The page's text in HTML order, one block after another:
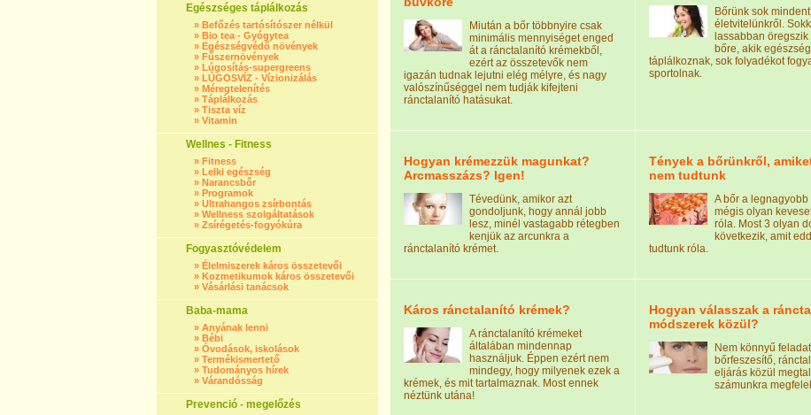
Egészséges táplálkozás
» Befőzés tartósítószer nélkül
» Bio tea - Gyógytea
» Egészségvédő növények
» Fűszernövények
» Lúgosítás-supergreens
» LÚGOSVÍZ - Vízionizálás
» Méregtelenítés
» Táplálkozás
» Tiszta víz
» Vitamin
Wellnes - Fitness
» Fitness
» Lelki egészség
» Narancsbőr
» Programok
» Ultrahangos zsírbontás
» Wellness szolgáltatások
» Zsírégetés-fogyókúra
Fogyasztóvédelem
» Élelmiszerek káros összetevői
» Kozmetikumok káros összetevői
» Vásárlási tanácsok
Baba-mama
» Anyának lenni
» Bébi
» Óvodások, iskolások
» Termékismertető
» Tudományos hírek
» Várandósság
Prevenció - megelőzés
Miután a bőr többnyire csak
minimális mennyiséget enged
át a ránctalanító krémekből,
ezért az összetevők nem
igazán tudnak lejutni elég mélyre, és nagy
valószínűséggel nem tudják kifejteni
ránctalanító hatásukat.
Bőrünk sok
életvitelünkről.
lassabban
bőre, akik
táplálkoznak, sok folyadékot
sportolnak.
Hogyan krémezzük magunkat?
Arcmasszázs? Igen!
Tévedünk, amikor azt
gondoljunk, hogy annál jobb
lesz, minél vastagabb rétegben
kenjük az arcunkra a
ránctalanító krémet.
Tények a bőrünkről,
nem tudtunk
A bőr a legnagyobb
mégis olyan
róla. Most 3 olyan
következik, amit
tudtunk róla.
Káros ránctalanító krémek?
A ránctalanító krémeket
általában mindennap
használjuk. Éppen ezért nem
mindegy, hogy milyenek ezek a
krémek, és mit tartalmaznak. Most ennek
néztünk utána!
Hogyan válasszak a
módszerek közül?
Nem könnyű
bőrfeszesítő,
eljárás közül
számunkra